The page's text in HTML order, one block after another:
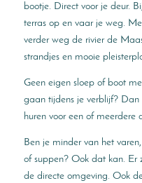
bootje. Direct voor je deur.
terras op en vaar je weg.
verder weg de rivier de
strandjes en mooie
Geen eigen sloep of boot
gaan tijdens je verblijf? Dan
huren voor een of meerdere
Ben je minder van het
of suppen? Ook dat kan. Er
de directe omgeving. Ook